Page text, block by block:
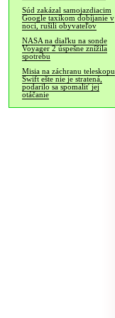
Súd zakázal samojazdiacim
Google taxíkom dobíjanie v
noci, rušili obyvateľov
NASA na diaľku na sonde
Voyager 2 úspešne znížila
spotrebu
Misia na záchranu teleskopu
Swift ešte nie je stratená,
podarilo sa spomaliť jej
otáčanie